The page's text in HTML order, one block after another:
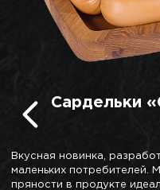
Сардельки
Вкусная новинка,
маленьких потребителей.
пряности в продукте